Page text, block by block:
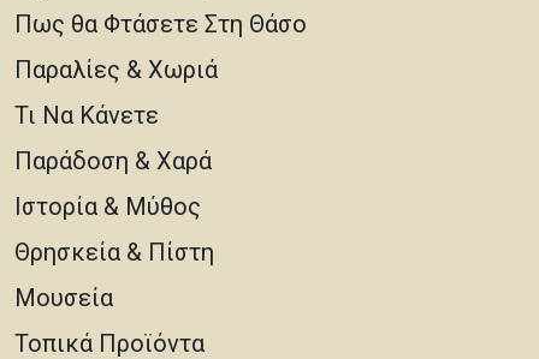
Πως θα Φτάσετε Στη Θάσο
Παραλίες & Χωριά
Τι Να Κάνετε
Παράδοση & Χαρά
Ιστορία & Μύθος
Θρησκεία & Πίστη
Μουσεία
Τοπικά Προϊόντα